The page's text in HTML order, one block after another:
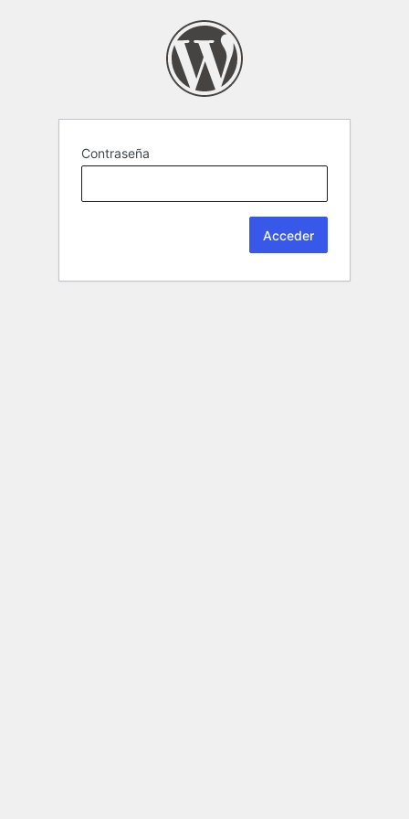
Contraseña